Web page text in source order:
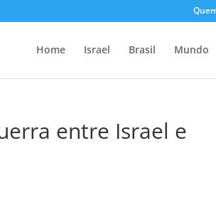
Home Israel Brasil Mundo
entre Israel e